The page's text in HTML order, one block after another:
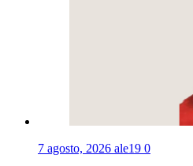
7 agosto, 2026 ale19 0